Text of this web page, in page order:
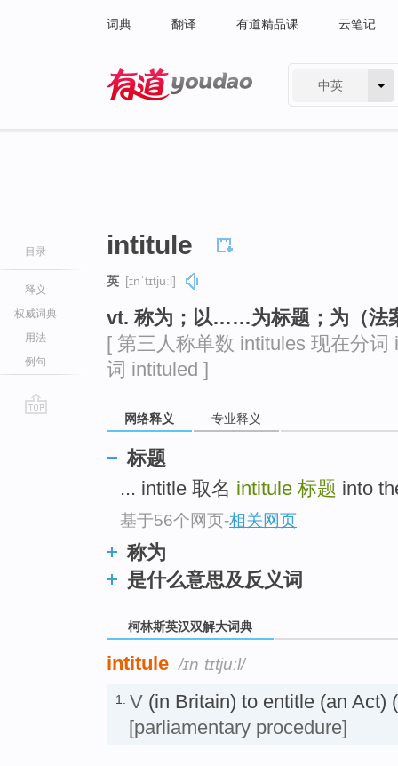
词典 翻译 有道精品课 云笔记
中英
目录
释义
权威词典
用法
例句
intitule
英 [ɪnˈtɪtjuːl]
vt. 称为；以……为标题；为（法
[ 第三人称单数 intitules 现在分
词 intituled ]
网络释义 专业释义
标题
... intitle 取名 intitule 标题 into
基于56个网页-相关网页
称为
是什么意思及反义词
柯林斯英汉双解大词典
intitule /ɪnˈtɪtjuːl/
1. V (in Britain) to entitle (an Act)
[parliamentary procedure]